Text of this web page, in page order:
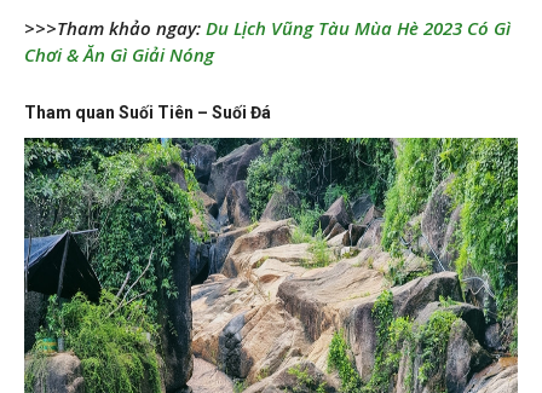
>>>Tham khảo ngay: Du Lịch Vũng Tàu Mùa Hè 2023 Có Gì
Chơi & Ăn Gì Giải Nóng
Tham quan Suối Tiên – Suối Đá